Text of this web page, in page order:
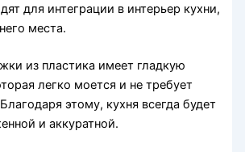
для интеграции в интерьер кухни,
места.
из пластика имеет гладкую
легко моется и не требует
этому, кухня всегда будет
и аккуратной.